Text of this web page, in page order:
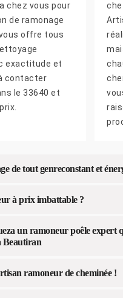
chez vous pour
de ramonage
offre tous
exactitude et
contacter
le 33640 et
de tout genreconstant et
à prix imbattable ?
un ramoneur poêle expert
Beautiran
ramoneur de cheminée !